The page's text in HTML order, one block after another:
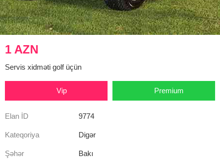
1 AZN
Servis xidməti golf üçün
Vip Premium
Elan İD 9774
Kateqoriya Digər
Şəhər Bakı